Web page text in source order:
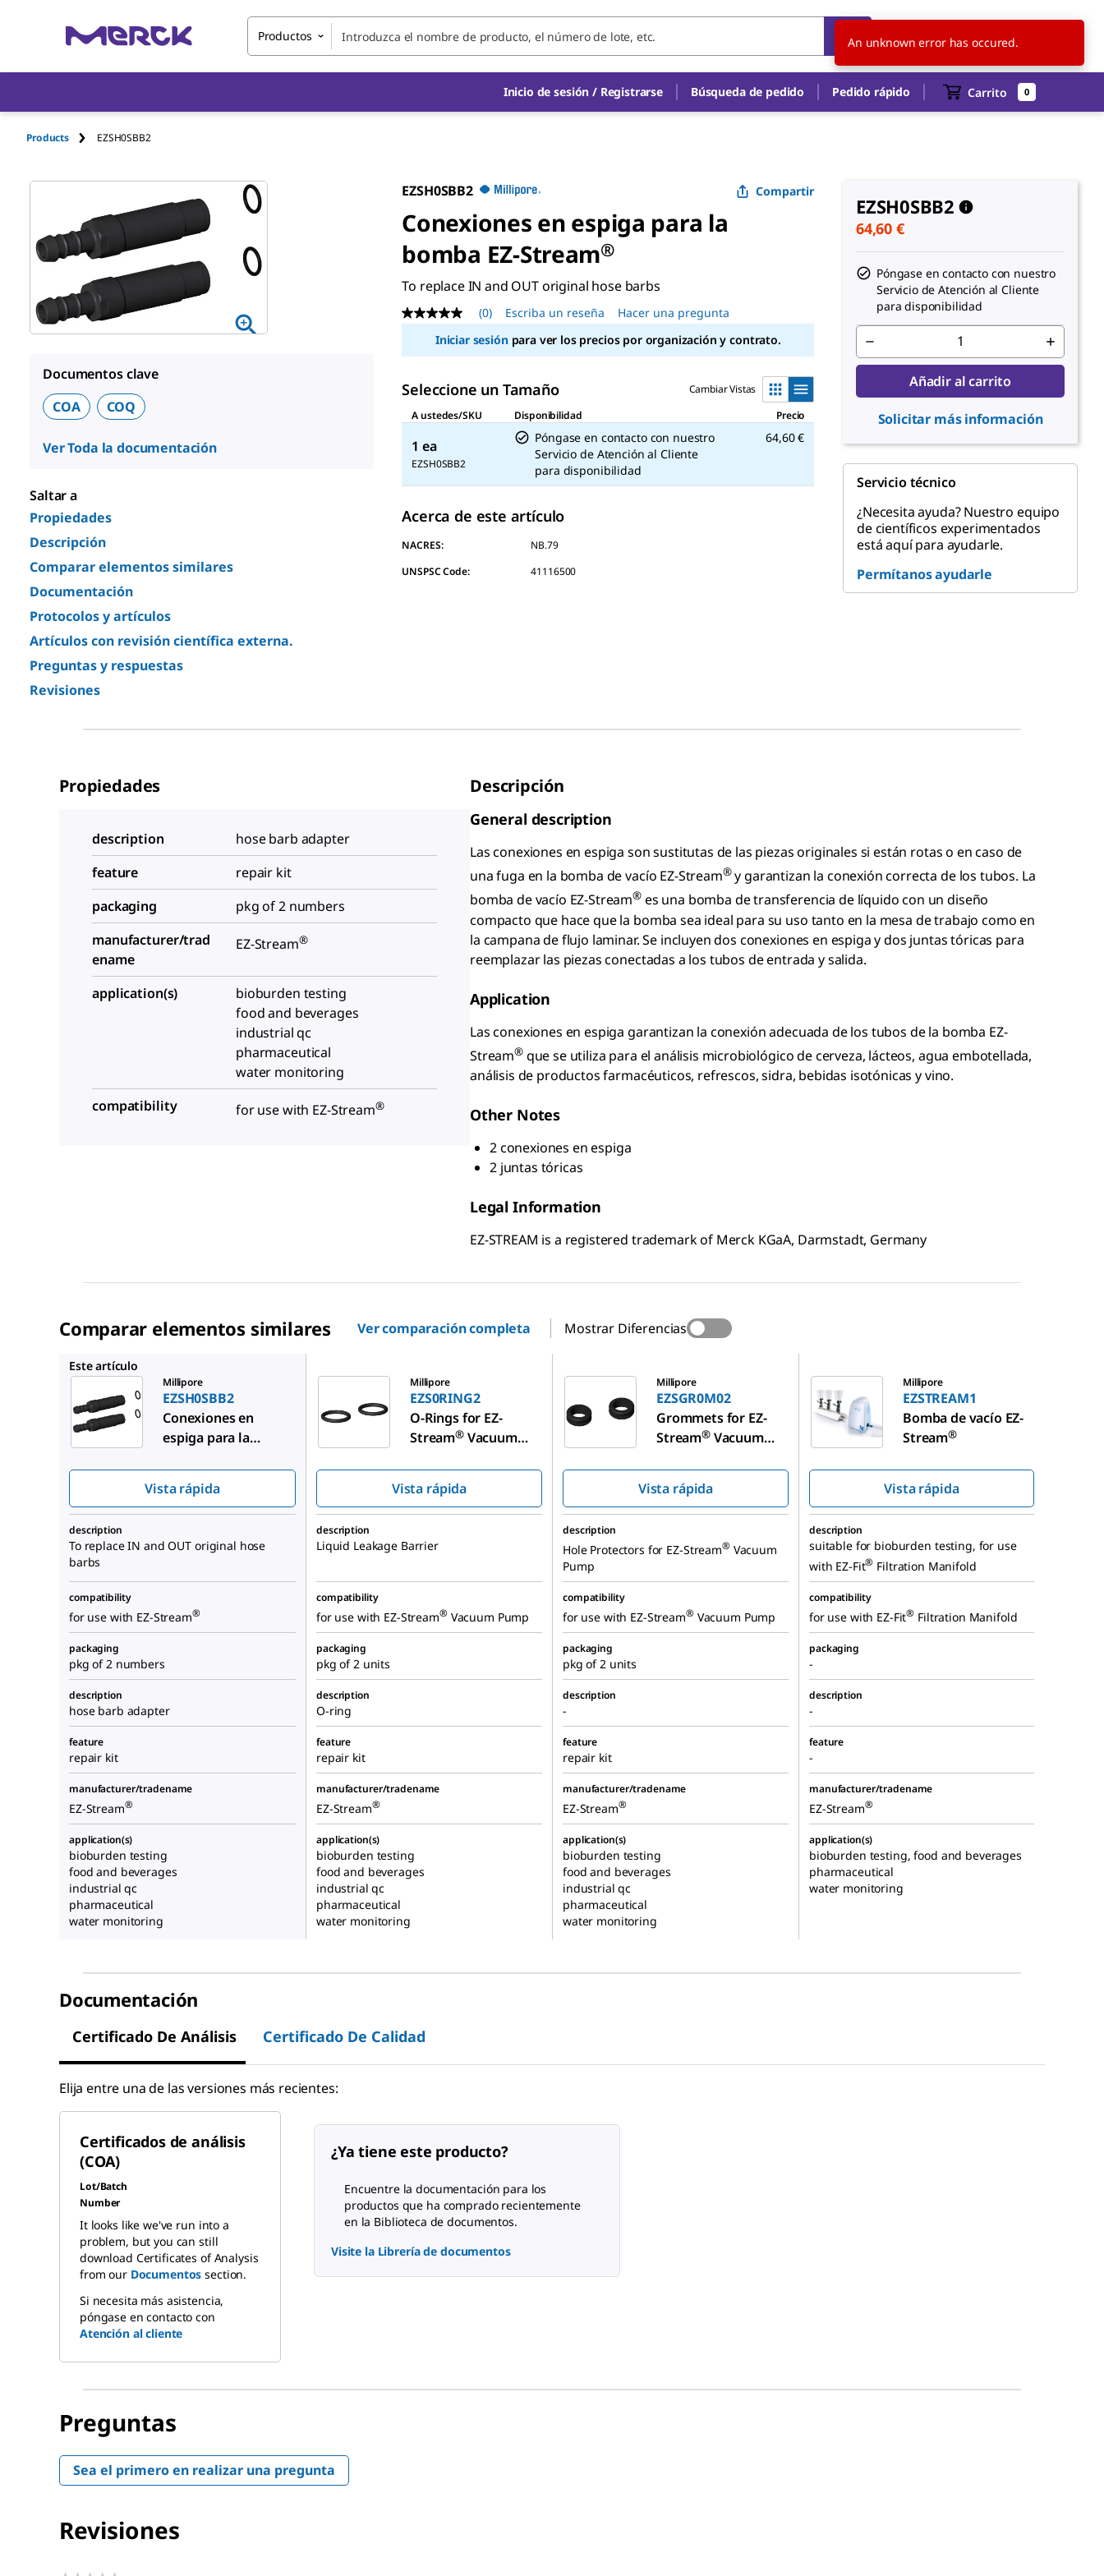
Productos ES
Inicio de sesión / Registrarse Búsqueda de pedido Pedido rápido Carrito 0
Products EZSH0SBB2
Documentos clave
COA
COQ
Ver Toda la documentación
Saltar a
Propiedades
Descripción
Comparar elementos similares
Documentación
Protocolos y artículos
Artículos con revisión científica externa.
Preguntas y respuestas
Revisiones
EZSH0SBB2 Compartir
Conexiones en espiga para la
bomba EZ-Stream®
To replace IN and OUT original hose barbs
Sin
puntuación
Enlace
en
misma
página.
(0) Escriba un reseña
Hacer una pregunta
Iniciar sesiónpara ver los precios por organización y contrato.
Seleccione un Tamaño
Cambiar Vistas
A ustedes/SKU
Disponibilidad Precio
1 ea
EZSH0SBB2
Póngase en contacto con nuestro
Servicio de Atención al Cliente
para disponibilidad
64,60 €
Acerca de este artículo
NACRES:
NB.79
UNSPSC Code:
41116500
EZSH0SBB2
64,60 €
Póngase en contacto con nuestro
Servicio de Atención al Cliente
para disponibilidad
Añadir al carrito
Solicitar más información
Servicio técnico
¿Necesita ayuda? Nuestro equipo
de científicos experimentados
está aquí para ayudarle.
Permítanos ayudarle
Propiedades
description
hose barb adapter
feature
repair kit
packaging
pkg of 2 numbers
manufacturer/trad
ename
EZ-Stream®
application(s)
bioburden testing
food and beverages
industrial qc
pharmaceutical
water monitoring
compatibility
for use with EZ-Stream®
Descripción
General description
Las conexiones en espiga son sustitutas de las piezas originales si están rotas o en caso de
una fuga en la bomba de vacío EZ-Stream®y garantizan la conexión correcta de los tubos. La
bomba de vacío EZ-Stream® es una bomba de transferencia de líquido con un diseño
compacto que hace que la bomba sea ideal para su uso tanto en la mesa de trabajo como en
la campana de flujo laminar. Se incluyen dos conexiones en espiga y dos juntas tóricas para
reemplazar las piezas conectadas a los tubos de entrada y salida.
Application
Las conexiones en espiga garantizan la conexión adecuada de los tubos de la bomba EZ-
Stream®que se utiliza para el análisis microbiológico de cerveza, lácteos, agua embotellada,
análisis de productos farmacéuticos, refrescos, sidra, bebidas isotónicas y vino.
Other Notes
2 conexiones en espiga
2 juntas tóricas
Legal Information
EZ-STREAM is a registered trademark of Merck KGaA, Darmstadt, Germany
Comparar elementos similares Ver comparación completa Mostrar Diferencias
Este artículo
Millipore
EZSH0SBB2
Conexiones en
espiga para la
Vista rápida
Millipore
EZS0RING2
O-Rings for EZ-
Stream®Vacuum
Vista rápida
Millipore
EZSGR0M02
Grommets for EZ-
Stream®Vacuum
Vista rápida
Millipore
EZSTREAM1
Bomba de vacío EZ-
Stream®
Vista rápida
description
To replace IN and OUT original hose
barbs
description
Liquid Leakage Barrier
description
Hole Protectors for EZ-Stream® Vacuum
Pump
description
suitable for bioburden testing, for use
with EZ-Fit® Filtration Manifold
compatibility
for use with EZ-Stream®
compatibility
for use with EZ-Stream® Vacuum Pump
compatibility
for use with EZ-Stream® Vacuum Pump
compatibility
for use with EZ-Fit® Filtration Manifold
packaging
pkg of 2 numbers
packaging
pkg of 2 units
packaging
pkg of 2 units
packaging
-
description
hose barb adapter
description
O-ring
description
-
description
-
feature
repair kit
feature
repair kit
feature
repair kit
feature
-
manufacturer/tradename
EZ-Stream®
manufacturer/tradename
EZ-Stream®
manufacturer/tradename
EZ-Stream®
manufacturer/tradename
EZ-Stream®
application(s)
bioburden testing
food and beverages
industrial qc
pharmaceutical
water monitoring
application(s)
bioburden testing
food and beverages
industrial qc
pharmaceutical
water monitoring
application(s)
bioburden testing
food and beverages
industrial qc
pharmaceutical
water monitoring
application(s)
bioburden testing, food and beverages
pharmaceutical
water monitoring
Documentación
Certificado De Análisis Certificado De Calidad
Elija entre una de las versiones más recientes:
Certificados de análisis
(COA)
Lot/Batch
Number
It looks like we've run into a
problem, but you can still
download Certificates of Analysis
from our Documentos section.
Si necesita más asistencia,
póngase en contacto con
Atención al cliente
¿Ya tiene este producto?
Encuentre la documentación para los
productos que ha comprado recientemente
en la Biblioteca de documentos.
Visite la Librería de documentos
Preguntas
Sea el primero en realizar una pregunta
Revisiones
An unknown error has occured.